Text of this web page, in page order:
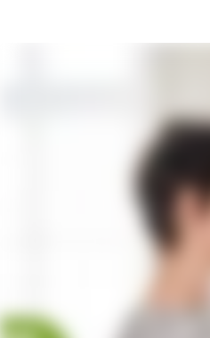
Karriereseite und